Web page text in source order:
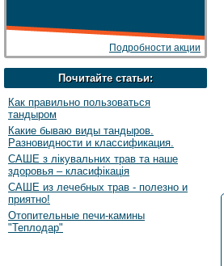
Подробности акции
Почитайте статьи:
Как правильно пользоваться
тандыром
Какие бываю виды тандыров.
Разновидности и классификация.
САШЕ з лікувальних трав та наше
здоровья – класифікація
САШЕ из лечебных трав - полезно и
приятно!
Отопительные печи-камины
"Теплодар"